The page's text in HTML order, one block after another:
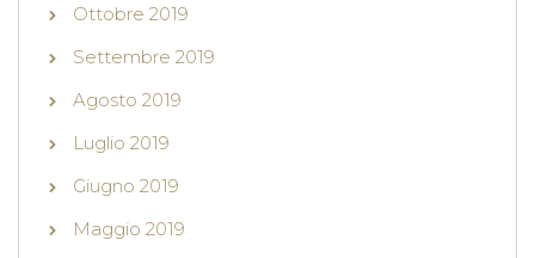
Ottobre 2019
Settembre 2019
Agosto 2019
Luglio 2019
Giugno 2019
Maggio 2019